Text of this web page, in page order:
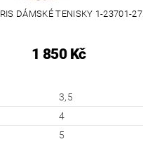
DÁMSKÉ TENISKY 1-23701-27
1 850 Kč
3,5
4
5